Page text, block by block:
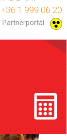
+36 1 999 06 20
Partnerportál